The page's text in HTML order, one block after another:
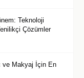
Teknoloji
Çözümler
ve Makyaj İçin En